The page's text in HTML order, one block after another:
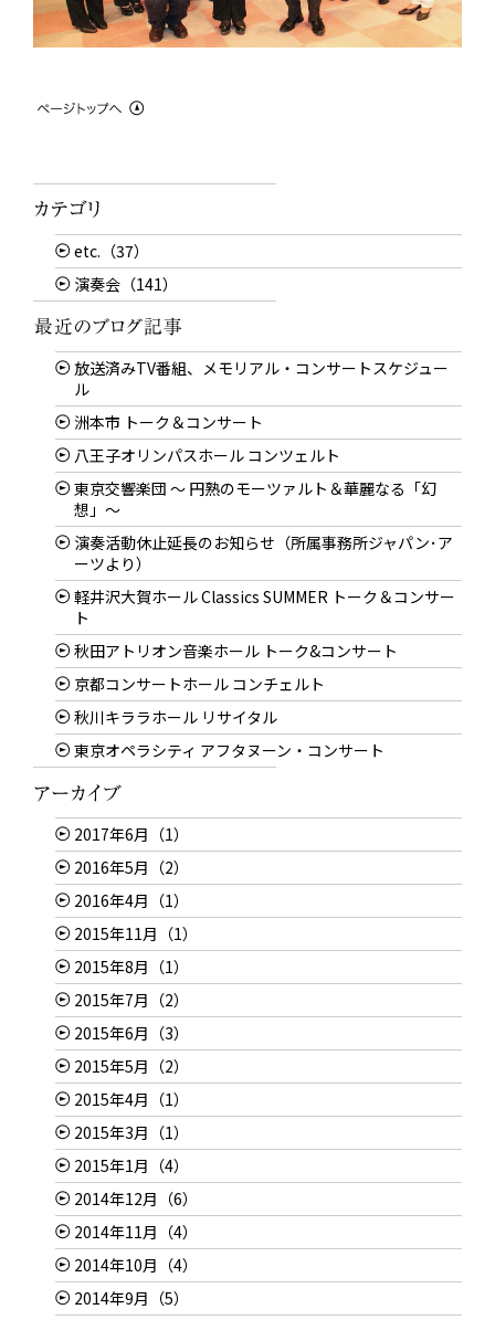
etc.（37）
演奏会（141）
放送済みTV番組、メモリアル・コンサートスケジュー
ル
洲本市 トーク＆コンサート
八王子オリンパスホール コンツェルト
東京交響楽団 〜 円熟のモーツァルト＆華麗なる「幻
想」〜
演奏活動休止延長のお知らせ（所属事務所ジャパン･ア
ーツより）
軽井沢大賀ホール Classics SUMMER トーク＆コンサー
ト
秋田アトリオン音楽ホール トーク&コンサート
京都コンサートホール コンチェルト
秋川キララホール リサイタル
東京オペラシティ アフタヌーン・コンサート
2017年6月（1）
2016年5月（2）
2016年4月（1）
2015年11月（1）
2015年8月（1）
2015年7月（2）
2015年6月（3）
2015年5月（2）
2015年4月（1）
2015年3月（1）
2015年1月（4）
2014年12月（6）
2014年11月（4）
2014年10月（4）
2014年9月（5）